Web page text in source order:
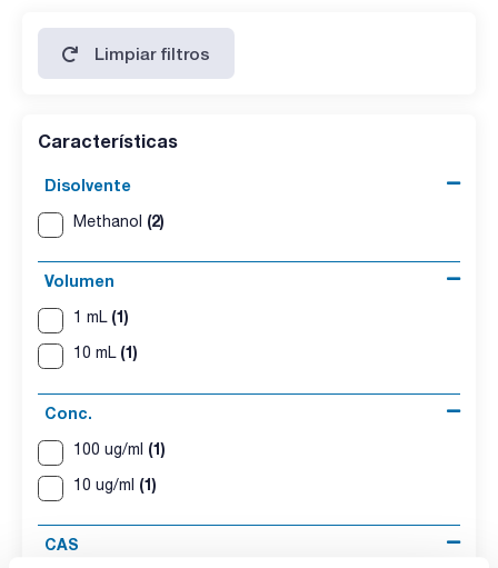
Limpiar filtros
Características
Disolvente
Methanol (2)
Volumen
1 mL (1)
10 mL (1)
Conc.
100 ug/ml (1)
10 ug/ml (1)
CAS